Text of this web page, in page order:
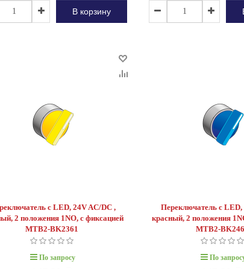
В корзину
с LED, 24V AC/DC ,
2 положения 1NO, с фиксацией
MTB2-BK2361
По запросу
Переключатель с LED,
красный, 2 положения
MTB2-
По